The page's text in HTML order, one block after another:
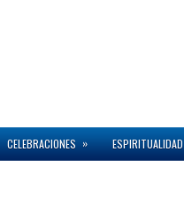
CELEBRACIONES » ESPIRITUALIDAD